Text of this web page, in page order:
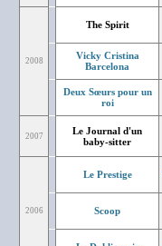
2008
The Spirit
Vicky Cristina
Barcelona
Deux Sœurs pour un
roi
2007
Le Journal d'un
baby-sitter
2006
Le Prestige
Scoop